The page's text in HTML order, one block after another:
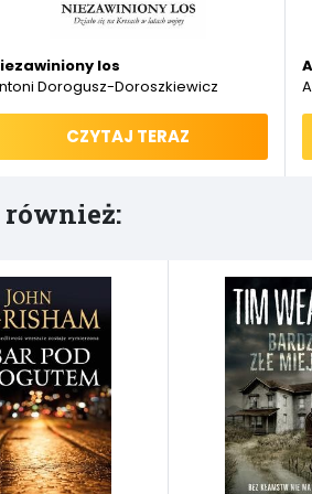
lojalności szpiega KGB w Ameryce
los
Dorogusz-Doroszkiewicz
CZYTAJ TERAZ